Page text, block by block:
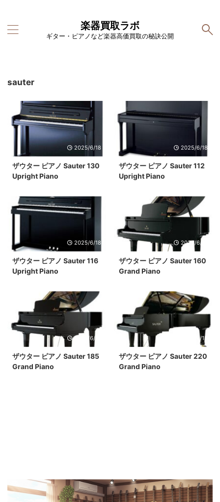
楽器買取ラボ
ギター・ピアノなど楽器高価買取の秘訣公開
sauter
2025/6/18
ザウター ピアノ Sauter 130
Upright Piano
2025/6/18
ザウター ピアノ Sauter 112
Upright Piano
2025/6/18
ザウター ピアノ Sauter 116
Upright Piano
2025/6/18
ザウター ピアノ Sauter 160
Grand Piano
2025/6/18
ザウター ピアノ Sauter 185
Grand Piano
2025/6/18
ザウター ピアノ Sauter 220
Grand Piano